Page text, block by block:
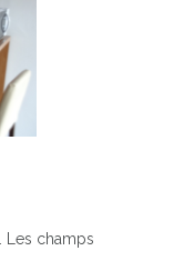
Les champs